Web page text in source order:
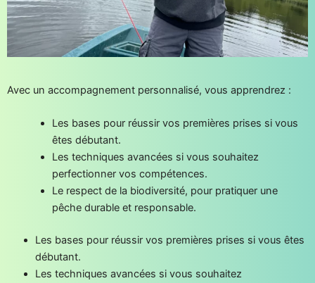
Avec un accompagnement personnalisé, vous apprendrez :
Les bases pour réussir vos premières prises si vous
êtes débutant.
Les techniques avancées si vous souhaitez
perfectionner vos compétences.
Le respect de la biodiversité, pour pratiquer une
pêche durable et responsable.
Les bases pour réussir vos premières prises si vous êtes
débutant.
Les techniques avancées si vous souhaitez